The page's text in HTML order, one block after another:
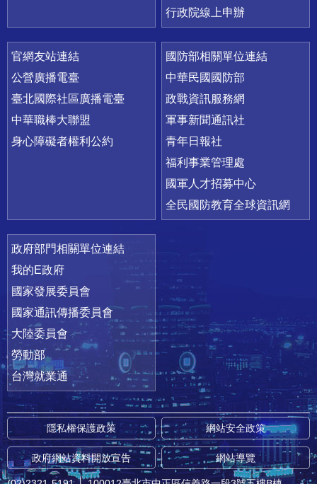
行政院線上申辦
官網友站連結
公營廣播電臺
臺北國際社區廣播電臺
中華職棒大聯盟
身心障礙者權利公約
國防部相關單位連結
中華民國國防部
政戰資訊服務網
軍事新聞通訊社
青年日報社
福利事業管理處
國軍人才招募中心
全民國防教育全球資訊網
政府部門相關單位連結
我的E政府
國家發展委員會
國家通訊傳播委員會
大陸委員會
勞動部
台灣就業通
隱私權保護政策 網站安全政策
政府網站資料開放宣告 網站導覽